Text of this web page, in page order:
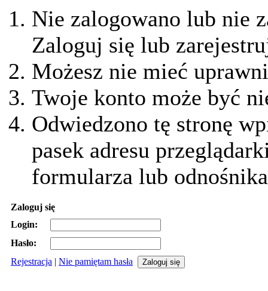
Nie zalogowano lub nie
Zaloguj się lub
Możesz nie mieć
Twoje konto może być
Odwiedzono tę stronę
pasek adresu
formularza lub
Zaloguj się
Login:
Hasło:
Rejestracja | Nie pamiętam hasła